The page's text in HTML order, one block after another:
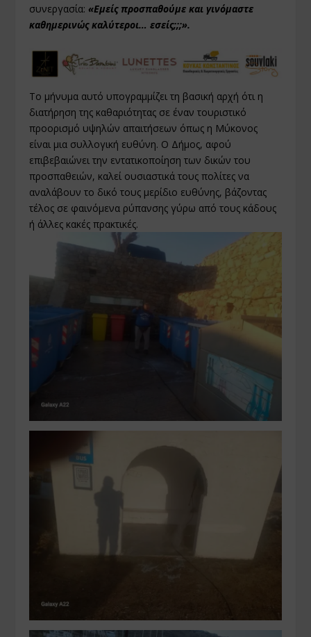
συνεργασία:«Εμείς προσπαθούμε και γινόμαστε
καθημερινώς καλύτεροι… εσείς;;;».
Το μήνυμα αυτό υπογραμμίζει τη βασική αρχή ότι η
διατήρηση της καθαριότητας σε έναν τουριστικό
προορισμό υψηλών απαιτήσεων όπως η Μύκονος
είναι μια συλλογική ευθύνη. Ο Δήμος, αφού
επιβεβαιώνει την εντατικοποίηση των δικών του
προσπαθειών, καλεί ουσιαστικά τους πολίτες να
αναλάβουν το δικό τους μερίδιο ευθύνης, βάζοντας
τέλος σε φαινόμενα ρύπανσης γύρω από τους κάδους
ή άλλες κακές πρακτικές.